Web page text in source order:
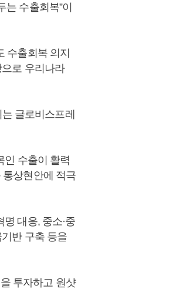
수출회복”이
수출회복 의지
로 우리나라
글로비스프레
인 수출이 활력
통상현안에 적극
대응, 중소·중
반 구축 등을
투자하고 원샷